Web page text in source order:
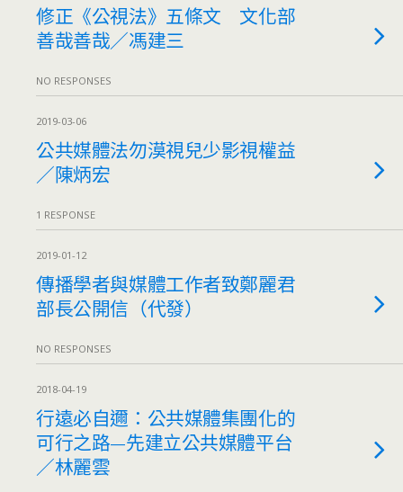
修正《公視法》五條文 文化部
善哉善哉／馮建三
NO RESPONSES
2019-03-06
公共媒體法勿漠視兒少影視權益
／陳炳宏
1 RESPONSE
2019-01-12
傳播學者與媒體工作者致鄭麗君
部長公開信（代發）
NO RESPONSES
2018-04-19
行遠必自邇：公共媒體集團化的
可行之路—先建立公共媒體平台
／林麗雲